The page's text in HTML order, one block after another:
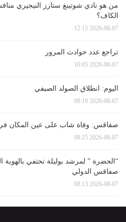
من هو نادي شوتينغ ستارز النيجيري
الكاف؟
2026-08-07 12:15
تراجع عدد حوادث المرور
2026-08-07 10:05
اليوم: انطلاق الصولد الصيفي
2026-08-07 09:10
صفاقس: وفاة شاب على عين المكان
2026-08-07 08:25
“الحضرة ” لمرشد بوليلة تحتفي
صفاقس الدولي
2026-08-07 08:13